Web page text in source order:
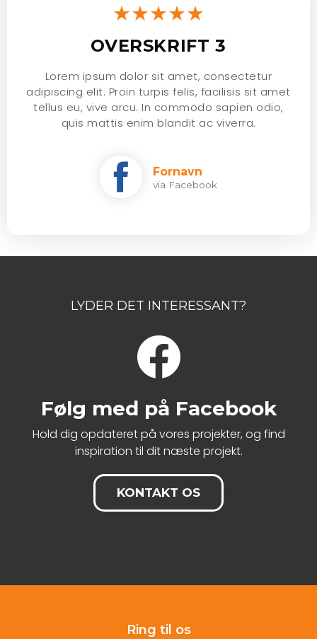
★★★★★
OVERSKRIFT 3
Lorem ipsum dolor sit amet, consectetur
adipiscing elit. Proin turpis felis, facilisis sit amet
tellus eu, vive arcu. In commodo sapien odio,
quis mattis enim blandit ac viverra.
Fornavn
via Facebook
LYDER DET INTERESSANT?
Følg med på Facebook
Hold dig opdateret på vores projekter, og find
inspiration til dit næste projekt.
KONTAKT OS
Ring til os